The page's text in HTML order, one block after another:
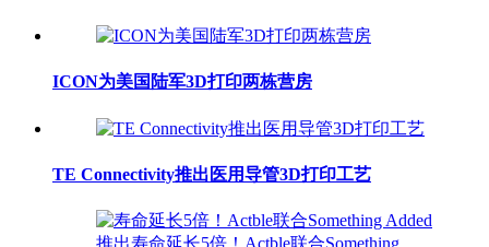
ICON为美国陆军3D打印两栋营房
TE Connectivity推出医用导管3D打印工艺